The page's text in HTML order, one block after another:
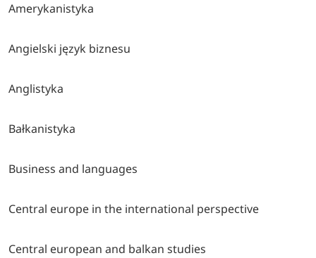
Amerykanistyka
Angielski język biznesu
Anglistyka
Bałkanistyka
Business and languages
Central europe in the international perspective
Central european and balkan studies